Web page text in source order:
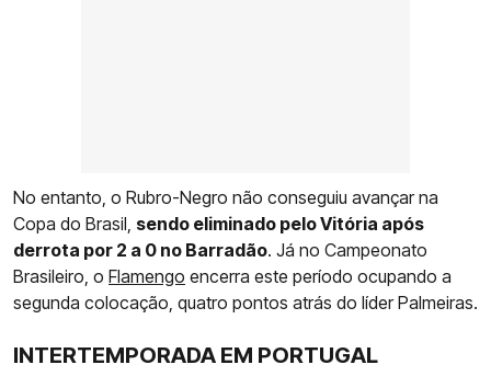
No entanto, o Rubro-Negro não conseguiu avançar na
Copa do Brasil, sendo eliminado pelo Vitória após
derrota por 2 a 0 no Barradão. Já no Campeonato
Brasileiro, o Flamengo encerra este período ocupando a
segunda colocação, quatro pontos atrás do líder Palmeiras.
INTERTEMPORADA EM PORTUGAL